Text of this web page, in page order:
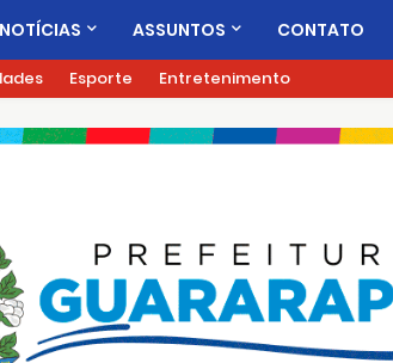
ASSUNTOS CONTATO
Esporte Entretenimento